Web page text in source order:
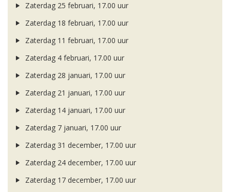
Zaterdag 25 februari, 17.00 uur
Zaterdag 18 februari, 17.00 uur
Zaterdag 11 februari, 17.00 uur
Zaterdag 4 februari, 17.00 uur
Zaterdag 28 januari, 17.00 uur
Zaterdag 21 januari, 17.00 uur
Zaterdag 14 januari, 17.00 uur
Zaterdag 7 januari, 17.00 uur
Zaterdag 31 december, 17.00 uur
Zaterdag 24 december, 17.00 uur
Zaterdag 17 december, 17.00 uur